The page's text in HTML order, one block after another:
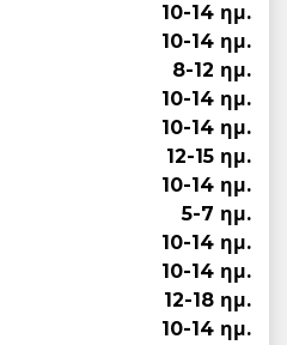
10-14 ημ.
10-14 ημ.
8-12 ημ.
10-14 ημ.
10-14 ημ.
12-15 ημ.
10-14 ημ.
5-7 ημ.
10-14 ημ.
10-14 ημ.
12-18 ημ.
10-14 ημ.